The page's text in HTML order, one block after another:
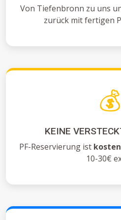
Von Tiefenbronn zu uns
zurück mit fertigen
💰
KEINE
PF-Reservierung ist
10-30€